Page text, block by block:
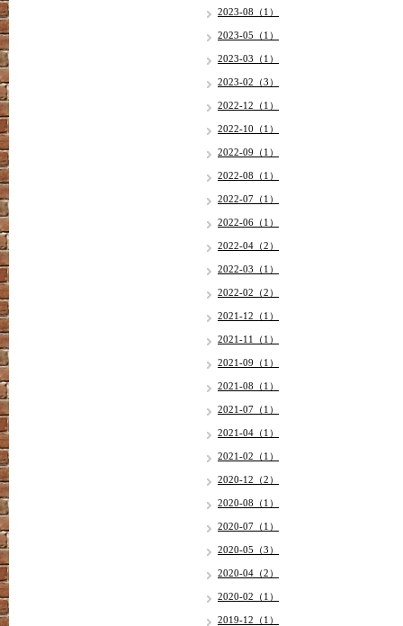
2023-08（1）
2023-05（1）
2023-03（1）
2023-02（3）
2022-12（1）
2022-10（1）
2022-09（1）
2022-08（1）
2022-07（1）
2022-06（1）
2022-04（2）
2022-03（1）
2022-02（2）
2021-12（1）
2021-11（1）
2021-09（1）
2021-08（1）
2021-07（1）
2021-04（1）
2021-02（1）
2020-12（2）
2020-08（1）
2020-07（1）
2020-05（3）
2020-04（2）
2020-02（1）
2019-12（1）